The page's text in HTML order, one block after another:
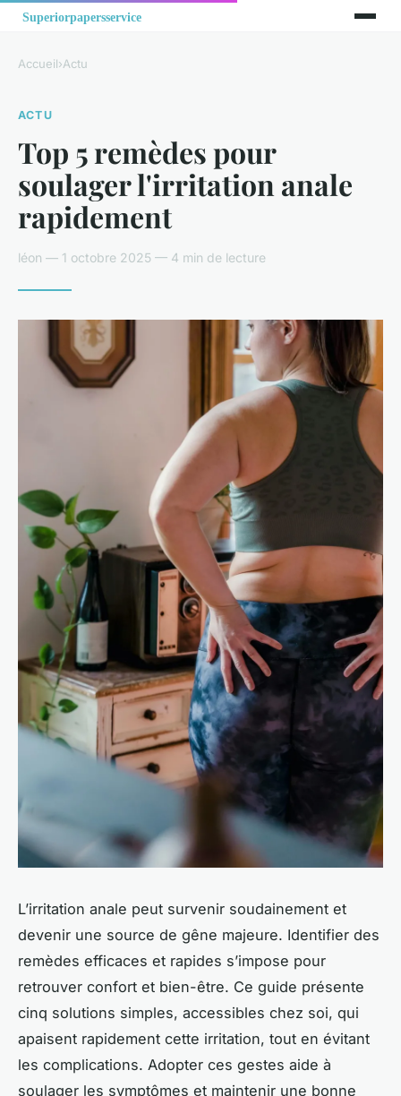
Accueil›Actu
ACTU
Top 5 remèdes pour
soulager l'irritation anale
rapidement
léon — 1 octobre 2025 — 4 min de lecture
L’irritation anale peut survenir soudainement et
devenir une source de gêne majeure. Identifier des
remèdes efficaces et rapides s’impose pour
retrouver confort et bien-être. Ce guide présente
cinq solutions simples, accessibles chez soi, qui
apaisent rapidement cette irritation, tout en évitant
les complications. Adopter ces gestes aide à
soulager les symptômes et maintenir une bonne